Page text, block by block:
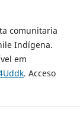
comunitaria
Indígena.
em
. Acceso